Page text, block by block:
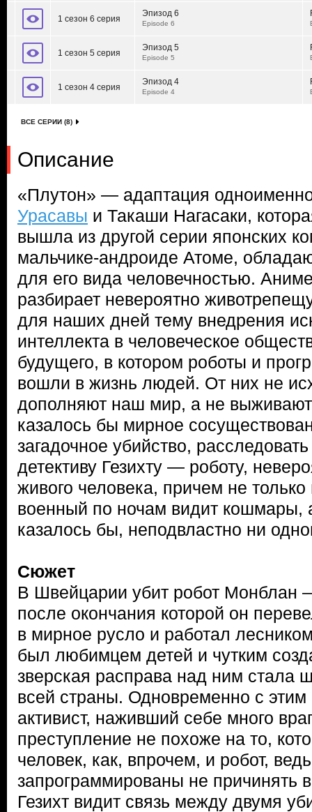
1 сезон 6 серия
Эпизод 6
Episode 6
1 сезон 5 серия
Эпизод 5
Episode 5
1 сезон 4 серия
Эпизод 4
Episode 4
ВСЕ СЕРИИ (8)
Описание
«Плутон» — адаптация
Урасавы и Такаши Нагасаки,
вышла из другой серии японских
мальчике-андроиде Атоме,
для его вида человечностью.
разбирает невероятно
для наших дней тему внедрения
интеллекта в человеческое
будущего, в котором роботы и
вошли в жизнь людей. От них не
дополняют наш мир, а не выживают
казалось бы мирное
загадочное убийство,
детективу Гезихту — роботу,
живого человека, причем не
военный по ночам видит кошмары,
казалось бы, неподвластно ни
Сюжет
В Швейцарии убит робот Монблан
после окончания которой он
в мирное русло и работал
был любимцем детей и чутким
зверская расправа над ним стала
всей страны. Одновременно с этим
активист, наживший себе много
преступление не похоже на то,
человек, как, впрочем, и робот,
запрограммированы не причинять
Гезихт видит связь между двумя